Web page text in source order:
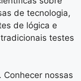
de tecnologia,
de lógica e
testes
nossas